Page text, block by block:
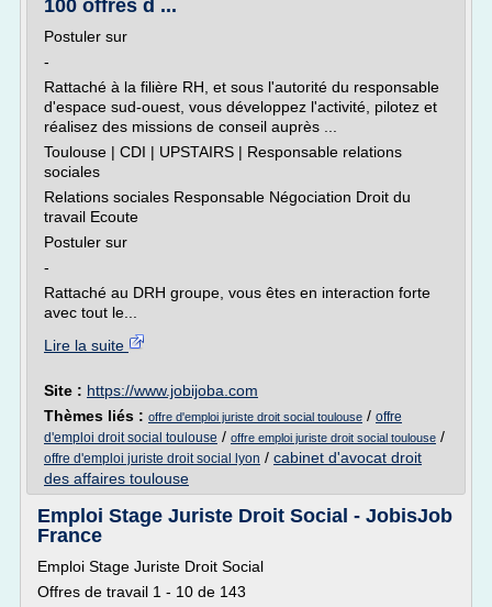
100 offres d ...
Postuler sur
-
Rattaché à la filière RH, et sous l'autorité du responsable
d'espace sud-ouest, vous développez l'activité, pilotez et
réalisez des missions de conseil auprès ...
Toulouse | CDI | UPSTAIRS | Responsable relations
sociales
Relations sociales Responsable Négociation Droit du
travail Ecoute
Postuler sur
-
Rattaché au DRH groupe, vous êtes en interaction forte
avec tout le...
Lire la suite
Site : https://www.jobijoba.com
Thèmes liés : offre d'emploi juriste droit social toulouse / offre
d'emploi droit social toulouse / offre emploi juriste droit social toulouse /
offre d'emploi juriste droit social lyon / cabinet d'avocat droit
des affaires toulouse
Emploi Stage Juriste Droit Social - JobisJob
France
Emploi Stage Juriste Droit Social
Offres de travail 1 - 10 de 143